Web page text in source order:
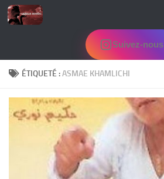
Skip to content
Suivez-nous
ÉTIQUETÉ :ASMAE KHAMLICHI